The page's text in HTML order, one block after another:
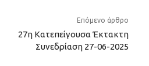
Επόμενο άρθρο
27η Κατεπείγουσα Έκτακτη
Συνεδρίαση 27-06-2025